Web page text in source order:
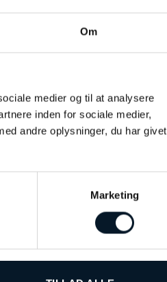
Om
medier og til at analysere
inden for sociale medier,
andre oplysninger, du har givet
Marketing
-45%